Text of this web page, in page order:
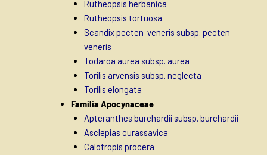
Rutheopsis herbanica
Rutheopsis tortuosa
Scandix pecten-veneris subsp. pecten-
veneris
Todaroa aurea subsp. aurea
Torilis arvensis subsp. neglecta
Torilis elongata
Familia Apocynaceae
Apteranthes burchardii subsp. burchardii
Asclepias curassavica
Calotropis procera